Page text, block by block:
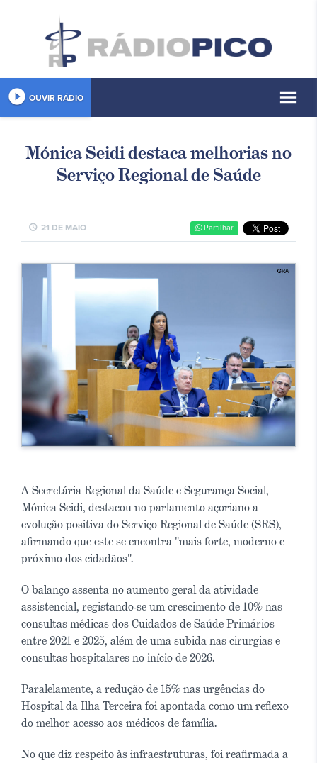
play_circle_filled OUVIR RÁDIO menu
Mónica Seidi destaca melhorias no
Serviço Regional de Saúde
schedule 21 DE MAIO Partilhar
A Secretária Regional da Saúde e Segurança Social,
Mónica Seidi, destacou no parlamento açoriano a
evolução positiva do Serviço Regional de Saúde (SRS),
afirmando que este se encontra "mais forte, moderno e
próximo dos cidadãos".
O balanço assenta no aumento geral da atividade
assistencial, registando-se um crescimento de 10% nas
consultas médicas dos Cuidados de Saúde Primários
entre 2021 e 2025, além de uma subida nas cirurgias e
consultas hospitalares no início de 2026.
Paralelamente, a redução de 15% nas urgências do
Hospital da Ilha Terceira foi apontada como um reflexo
do melhor acesso aos médicos de família.
No que diz respeito às infraestruturas, foi reafirmada a